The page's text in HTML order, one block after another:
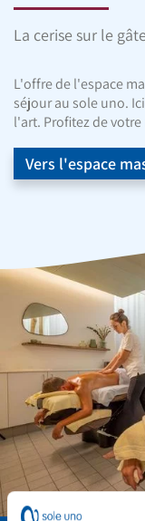
La cerise sur le
L'offre de l'espace
séjour au sole uno.
l'art. Profitez de
Vers l'espace